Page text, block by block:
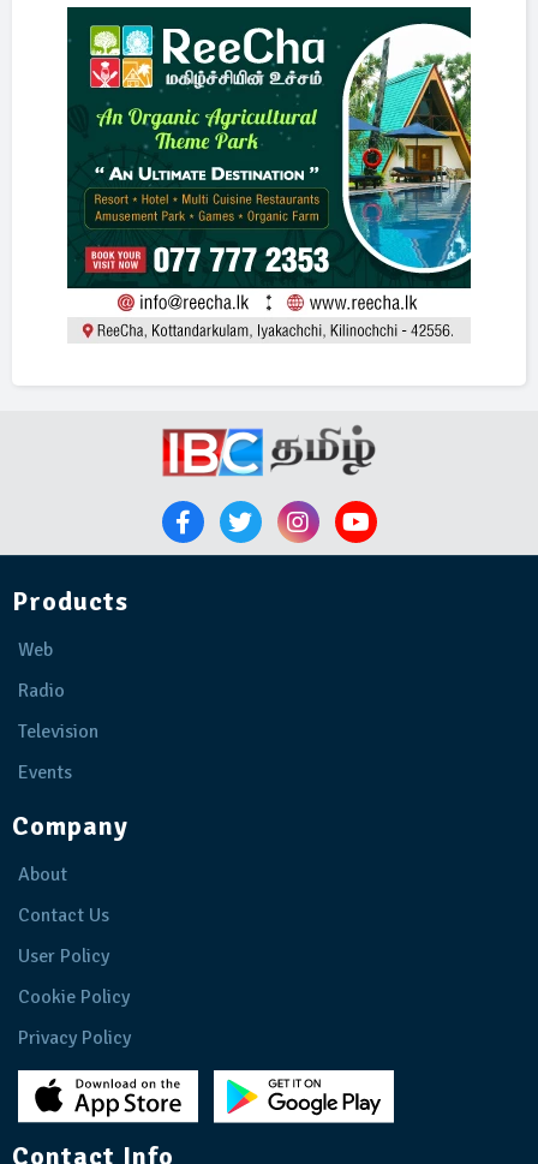
Products
Web
Radio
Television
Events
Company
About
Contact Us
User Policy
Cookie Policy
Privacy Policy
Contact Info